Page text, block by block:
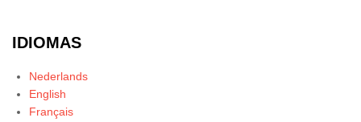
IDIOMAS
Nederlands
English
Français